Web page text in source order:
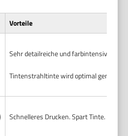
Vorteile
Sehr detailreiche und farbintensive
Tintenstrahltinte wird optimal genutzt.
Schnelleres Drucken. Spart Tinte.